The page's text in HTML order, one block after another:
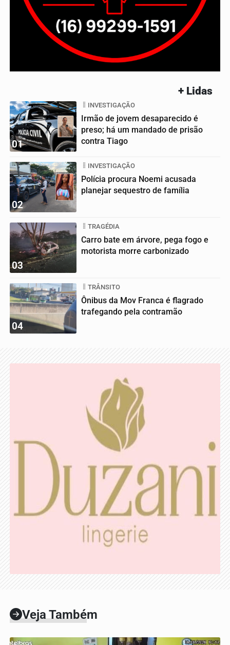
+ Lidas
01
INVESTIGAÇÃO
Irmão de jovem desaparecido é
preso; há um mandado de prisão
contra Tiago
02
INVESTIGAÇÃO
Polícia procura Noemi acusada
planejar sequestro de família
03
TRAGÉDIA
Carro bate em árvore, pega fogo e
motorista morre carbonizado
04
TRÂNSITO
Ônibus da Mov Franca é flagrado
trafegando pela contramão
Veja Também